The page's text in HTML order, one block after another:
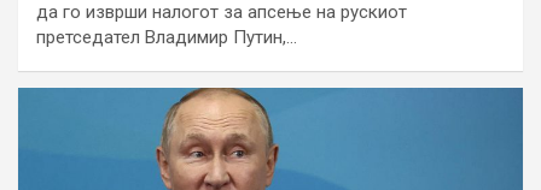
да го изврши налогот за апсење на рускиот
претседател Владимир Путин,…